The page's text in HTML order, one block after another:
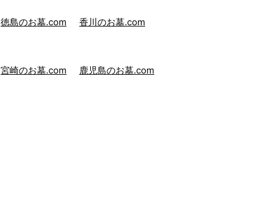
徳島のお墓.com
香川のお墓.com
宮崎のお墓.com
鹿児島のお墓.com